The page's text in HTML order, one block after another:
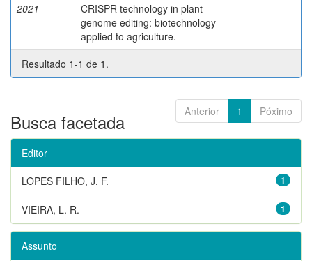
2021
CRISPR technology in plant
genome editing: biotechnology
applied to agriculture.
-
Resultado 1-1 de 1.
Anterior 1 Póximo
Busca facetada
Editor
1
LOPES FILHO, J. F.
1
VIEIRA, L. R.
Assunto